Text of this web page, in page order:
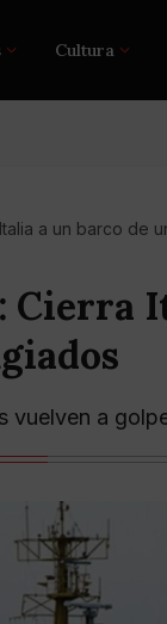
Cultura
a un barco de
Cierra
vuelven a